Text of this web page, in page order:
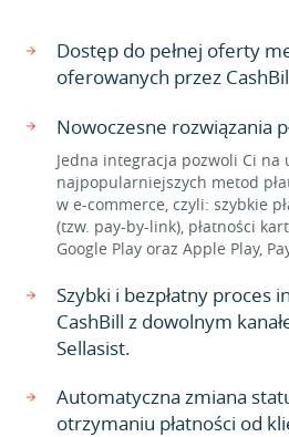
Dostęp do pełnej oferty
oferowanych przez
Nowoczesne rozwiązania
Jedna integracja pozwoli Ci
najpopularniejszych metod
w e-commerce, czyli: szybkie
(tzw. pay-by-link), płatności
Google Play oraz Apple Play,
Szybki i bezpłatny proces
CashBill z dowolnym
Sellasist.
Automatyczna zmiana
otrzymaniu płatności od